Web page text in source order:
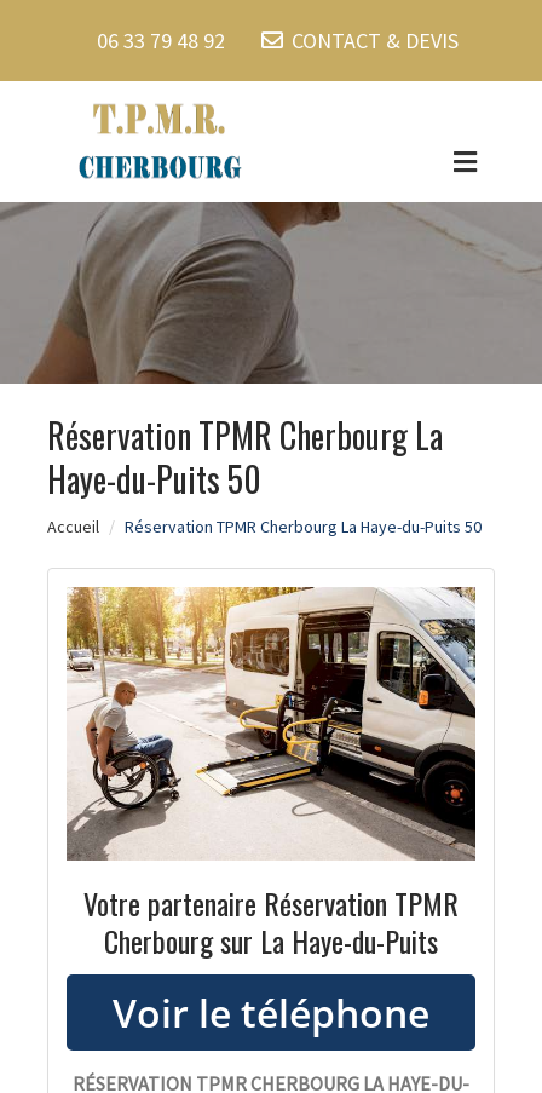
06 33 79 48 92 CONTACT & DEVIS
Réservation TPMR Cherbourg La
Haye-du-Puits 50
Accueil Réservation TPMR Cherbourg La Haye-du-Puits 50
Votre partenaire Réservation TPMR
Cherbourg sur La Haye-du-Puits
RÉSERVATION TPMR CHERBOURG LA HAYE-DU-